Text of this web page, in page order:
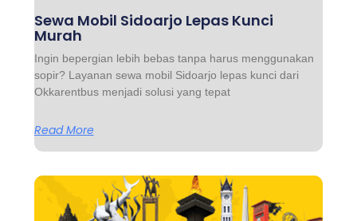
Sewa Mobil Sidoarjo Lepas Kunci
Murah
Ingin bepergian lebih bebas tanpa harus menggunakan
sopir? Layanan sewa mobil Sidoarjo lepas kunci dari
Okkarentbus menjadi solusi yang tepat
Read More